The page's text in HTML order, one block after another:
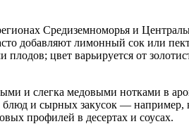
Средиземноморья и
добавляют лимонный сок или
цвет варьируется от
и слегка медовыми нотками в
блюд и сырных закусок — например,
профилей в десертах и соусах.